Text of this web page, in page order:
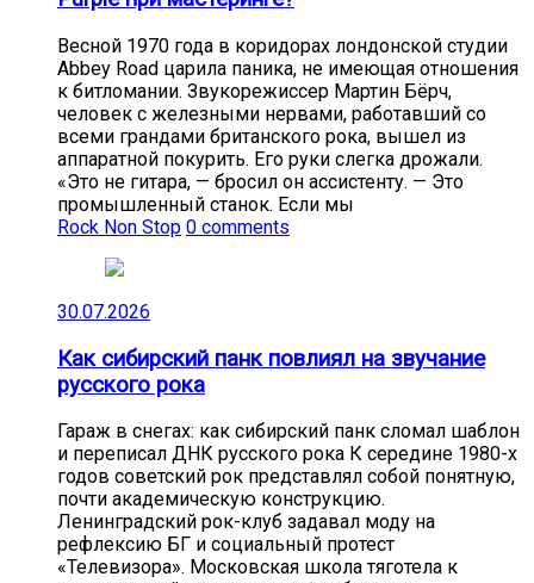
Весной 1970 года в коридорах лондонской студии
Abbey Road царила паника, не имеющая отношения
к битломании. Звукорежиссер Мартин Бёрч,
человек с железными нервами, работавший со
всеми грандами британского рока, вышел из
аппаратной покурить. Его руки слегка дрожали.
«Это не гитара, — бросил он ассистенту. — Это
промышленный станок. Если мы
Rock Non Stop 0 comments
30.07.2026
Как сибирский панк повлиял на звучание
русского рока
Гараж в снегах: как сибирский панк сломал шаблон
и переписал ДНК русского рока К середине 1980-х
годов советский рок представлял собой понятную,
почти академическую конструкцию.
Ленинградский рок-клуб задавал моду на
рефлексию БГ и социальный протест
«Телевизора». Московская школа тяготела к